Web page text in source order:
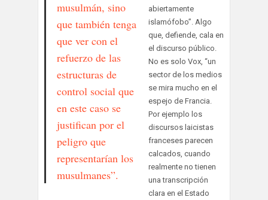
musulmán, sino
que también tenga
que ver con el
refuerzo de las
estructuras de
control social que
en este caso se
justifican por el
peligro que
representarían los
musulmanes”.
abiertamente
islamófobo”. Algo
que, defiende, cala en
el discurso público.
No es solo Vox, “un
sector de los medios
se mira mucho en el
espejo de Francia.
Por ejemplo los
discursos laicistas
franceses parecen
calcados, cuando
realmente no tienen
una transcripción
clara en el Estado